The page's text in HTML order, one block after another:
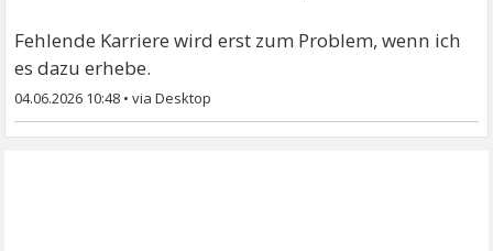
Fehlende Karriere wird erst zum Problem, wenn ich
es dazu erhebe.
04.06.2026 10:48 •